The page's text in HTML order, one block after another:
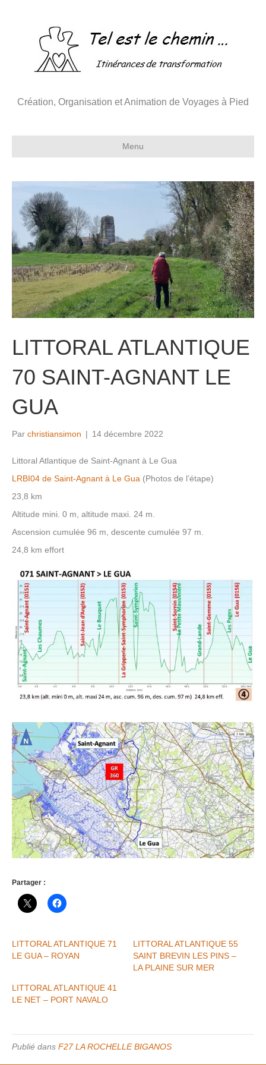
Création, Organisation et Animation de Voyages à Pied
Menu
LITTORAL ATLANTIQUE
70 SAINT-AGNANT LE
GUA
Par christiansimon | 14 décembre 2022
Littoral Atlantique de Saint-Agnant à Le Gua
LRBI04 de Saint-Agnant à Le Gua (Photos de l’étape)
23,8 km
Altitude mini. 0 m, altitude maxi. 24 m.
Ascension cumulée 96 m, descente cumulée 97 m.
24,8 km effort
Partager :
LITTORAL ATLANTIQUE 71
LE GUA – ROYAN
LITTORAL ATLANTIQUE 55
SAINT BREVIN LES PINS –
LA PLAINE SUR MER
LITTORAL ATLANTIQUE 41
LE NET – PORT NAVALO
Publié dans F27 LA ROCHELLE BIGANOS